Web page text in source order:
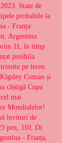
State de
probabile la
- Franța:
Argentina
11, în timp
posibila
pe teren.
Coman și
câștigă Cupa
mai
Mondialelor!
lovituri de
pen, 110, Di
- Franța,